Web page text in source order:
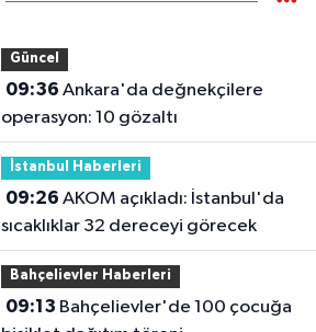
Güncel
09:36
operasyon: 10 gözaltı
İstanbul Haberleri
09:26
sıcaklıklar 32 dereceyi görecek
Bahçelievler Haberleri
09:13